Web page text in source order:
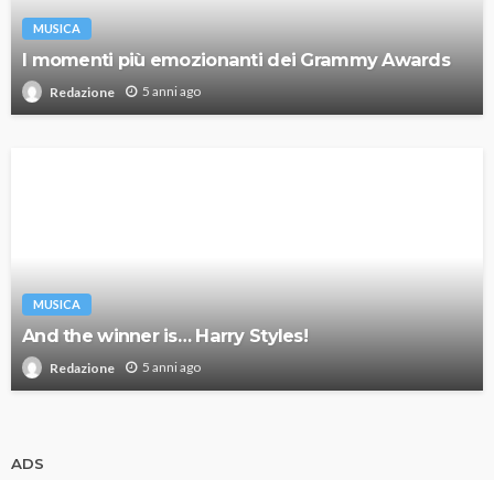
MUSICA
I momenti più emozionanti dei Grammy Awards
Redazione 5 anni ago
MUSICA
And the winner is… Harry Styles!
Redazione 5 anni ago
ADS